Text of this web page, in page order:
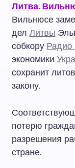
Литва.
Вильнюсе
дел Литвы
собкору Радио
экономики
сохранит
закону.
потерю
разрешения
стране.